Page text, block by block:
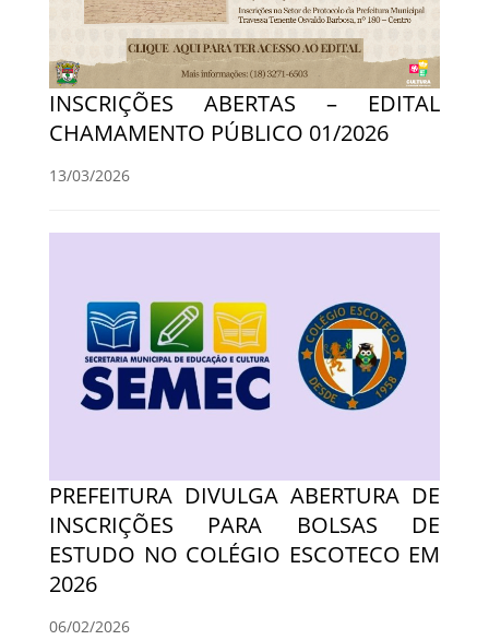
INSCRIÇÕES ABERTAS – EDITAL
CHAMAMENTO PÚBLICO 01/2026
13/03/2026
PREFEITURA DIVULGA ABERTURA DE
INSCRIÇÕES PARA BOLSAS DE
ESTUDO NO COLÉGIO ESCOTECO EM
2026
06/02/2026